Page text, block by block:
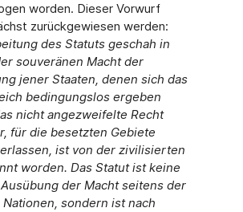
worden. Dieser Vorwurf
zurückgewiesen werden:
des Statuts geschah in
souveränen Macht der
jener Staaten, denen sich das
bedingungslos ergeben
nicht angezweifelte Recht
für die besetzten Gebiete
ist von der zivilisierten
worden. Das Statut ist keine
der Macht seitens der
sondern ist nach